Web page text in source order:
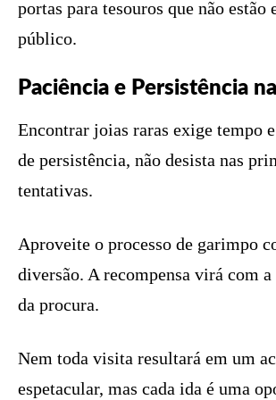
portas para tesouros que não estão
público.
Paciência e Persistência
Encontrar joias raras exige tempo
de persistência, não desista nas
tentativas.
Aproveite o processo de garimpo
diversão. A recompensa virá com
da procura.
Nem toda visita resultará em um
espetacular, mas cada ida é uma